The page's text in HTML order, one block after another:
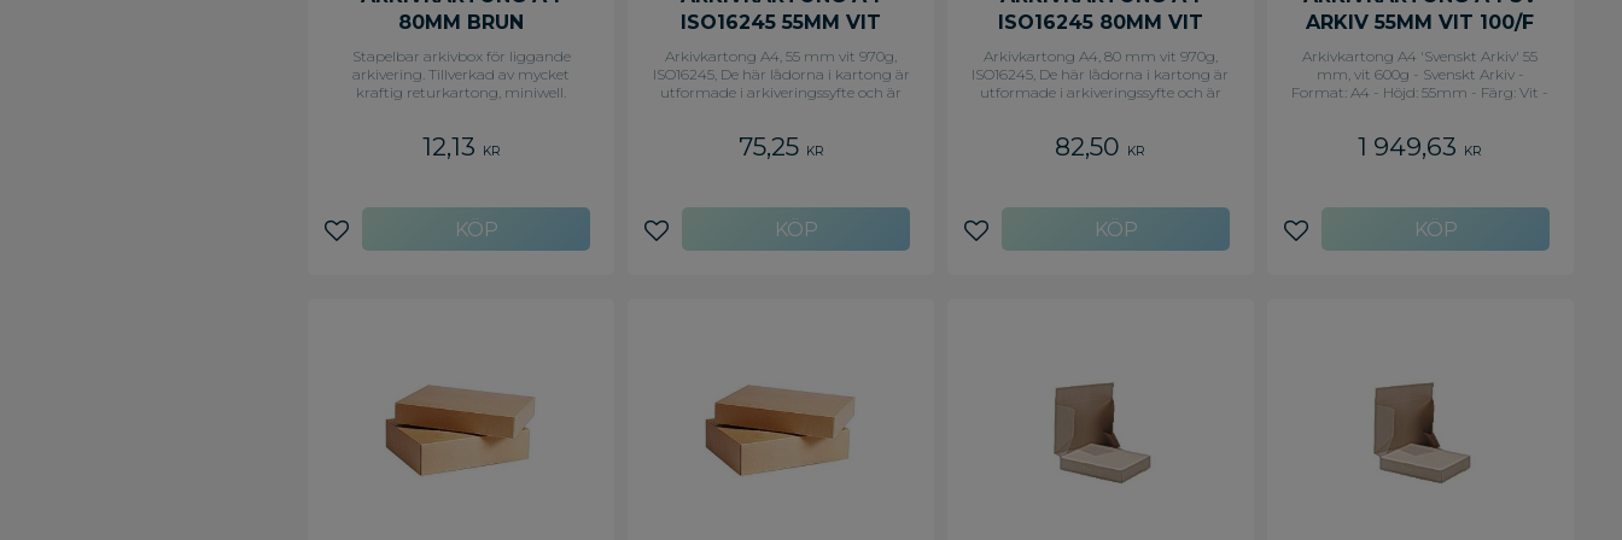
80MM BRUN
Stapelbar arkivbox för liggande
arkivering. Tillverkad av mycket
kraftig returkartong, miniwell.
240x325mm.
12,13 KR
Lägg till i favoriter
ISO16245 55MM VIT
Arkivkartong A4, 55 mm vit 970g,
ISO16245, De här lådorna i kartong är
utformade i arkiveringssyfte och är
Tillverkad av kraftboard avsedd för
arkivändamål.
75,25 KR
Lägg till i favoriter
ISO16245 80MM VIT
Arkivkartong A4, 80 mm vit 970g,
ISO16245, De här lådorna i kartong är
utformade i arkiveringssyfte och är
Tillverkad av kraftboard avsedd för
arkivändamål.
82,50 KR
Lägg till i favoriter
ARKIV 55MM VIT 100/F
Arkivkartong A4 'Svenskt Arkiv' 55
mm, vit 600g - Svenskt Arkiv -
Format: A4 - Höjd: 55mm - Färg: Vit -
1 949,63 KR
Lägg till i favoriter